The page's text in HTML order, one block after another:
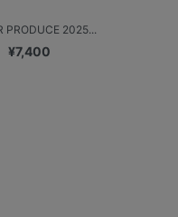
PRODUCE 2025...
¥7,400